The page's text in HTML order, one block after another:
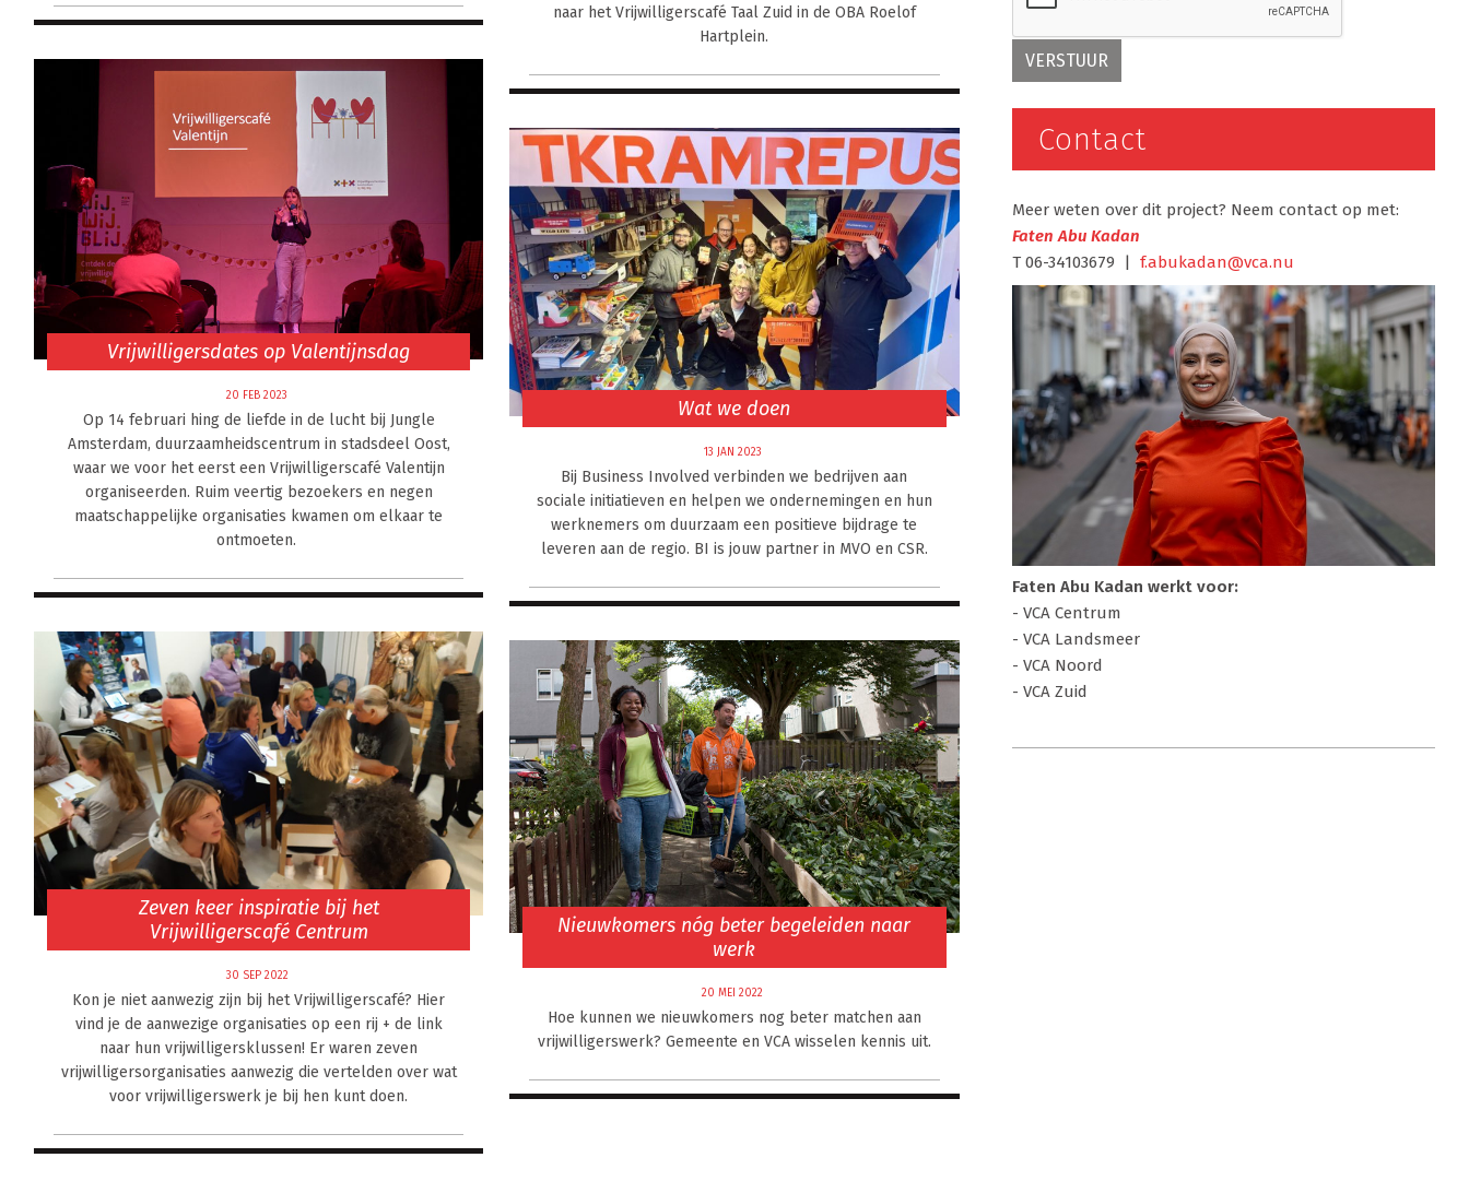
Vrijwilligersdates op Valentijnsdag
20 FEB 2023
Op 14 februari hing de liefde in de lucht bij Jungle
Amsterdam, duurzaamheidscentrum in stadsdeel Oost,
waar we voor het eerst een Vrijwilligerscafé Valentijn
organiseerden. Ruim veertig bezoekers en negen
maatschappelijke organisaties kwamen om elkaar te
ontmoeten.
Zeven keer inspiratie bij het
Vrijwilligerscafé Centrum
30 SEP 2022
Kon je niet aanwezig zijn bij het Vrijwilligerscafé? Hier
vind je de aanwezige organisaties op een rij + de link
naar hun vrijwilligersklussen! Er waren zeven
vrijwilligersorganisaties aanwezig die vertelden over wat
voor vrijwilligerswerk je bij hen kunt doen.
naar het Vrijwilligerscafé Taal Zuid in de OBA Roelof
Hartplein.
Wat we doen
13 JAN 2023
Bij Business Involved verbinden we bedrijven aan
sociale initiatieven en helpen we ondernemingen en hun
werknemers om duurzaam een positieve bijdrage te
leveren aan de regio. BI is jouw partner in MVO en CSR.
Nieuwkomers nóg beter begeleiden naar
werk
20 MEI 2022
Hoe kunnen we nieuwkomers nog beter matchen aan
vrijwilligerswerk? Gemeente en VCA wisselen kennis uit.
Contact
Meer weten over dit project? Neem contact op met:
Faten Abu Kadan
T 06-34103679 | f.abukadan@vca.nu
Faten Abu Kadan werkt voor:
- VCA Centrum
- VCA Landsmeer
- VCA Noord
- VCA Zuid